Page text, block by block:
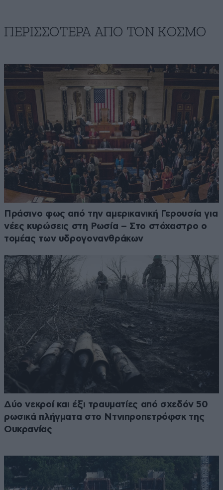
ΠΕΡΙΣΣΟΤΕΡΑ ΑΠΟ ΤΟΝ ΚΟΣΜΟ
Πράσινο φως από την αμερικανική Γερουσία για
νέες κυρώσεις στη Ρωσία – Στο στόχαστρο ο
τομέας των υδρογονανθράκων
Δύο νεκροί και έξι τραυματίες από σχεδόν 50
ρωσικά πλήγματα στο Ντνιπροπετρόφσκ της
Ουκρανίας